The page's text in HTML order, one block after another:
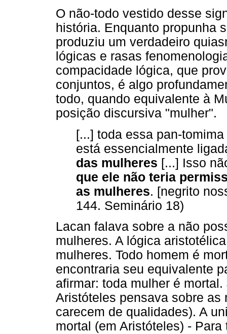
O não-todo vestido desse
história. Enquanto propunha
produziu um verdadeiro
lógicas e rasas
compacidade lógica, que
conjuntos, é algo
todo, quando equivalente à
posição discursiva "mulher".
[...] toda essa pan-
está essencialmente
das mulheres [...] Isso
que ele não teria
as mulheres. [negrito
144. Seminário 18)
Lacan falava sobre a não
mulheres. A lógica
mulheres. Todo homem é
encontraria seu equivalente
afirmar: toda mulher é
Aristóteles pensava sobre as
carecem de qualidades). A
mortal (em Aristóteles) -